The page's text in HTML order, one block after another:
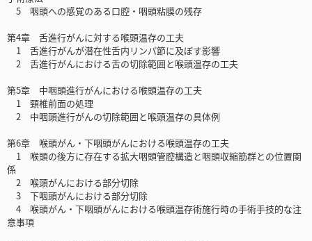
5 咽頭への感覚のある口腔・咽頭粘膜の残存
第4章 舌進行がんに対する喉頭温存の工夫
1 舌進行がんが潜在性舌内リンパ節に及ぼす影響
2 舌進行がんにおける舌の切除範囲と喉頭温存の工夫
第5章 中咽頭進行がんにおける喉頭温存の工夫
1 頸椎前面の処理
2 中咽頭進行がんの切除範囲と喉頭温存の具体例
第6章 喉頭がん・下咽頭がんにおける喉頭温存の工夫
1 喉頭の後方に存在する拡大咽頭管腔構造と咽頭収縮筋群との位置関
係
2 喉頭がんにおける部分切除
3 下咽頭がんにおける部分切除
4 喉頭がん・下咽頭がんにおける喉頭温存術施行時の手術手技的な注
意事項